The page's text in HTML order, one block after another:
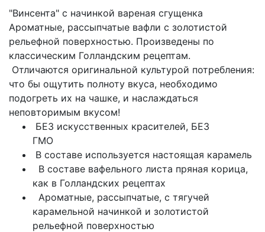
"Винсента" с начинкой вареная сгущенка
Ароматные, рассыпчатые вафли с золотистой
рельефной поверхностью. Произведены по
классическим Голландским рецептам.
Отличаются оригинальной культурой потребления:
что бы ощутить полноту вкуса, необходимо
подогреть их на чашке, и наслаждаться
неповторимым вкусом!
БЕЗ искусственных красителей, БЕЗ
ГМО
В составе используется настоящая карамель
В составе вафельного листа пряная корица,
как в Голландских рецептах
Ароматные, рассыпчатые, с тягучей
карамельной начинкой и золотистой
рельефной поверхностью